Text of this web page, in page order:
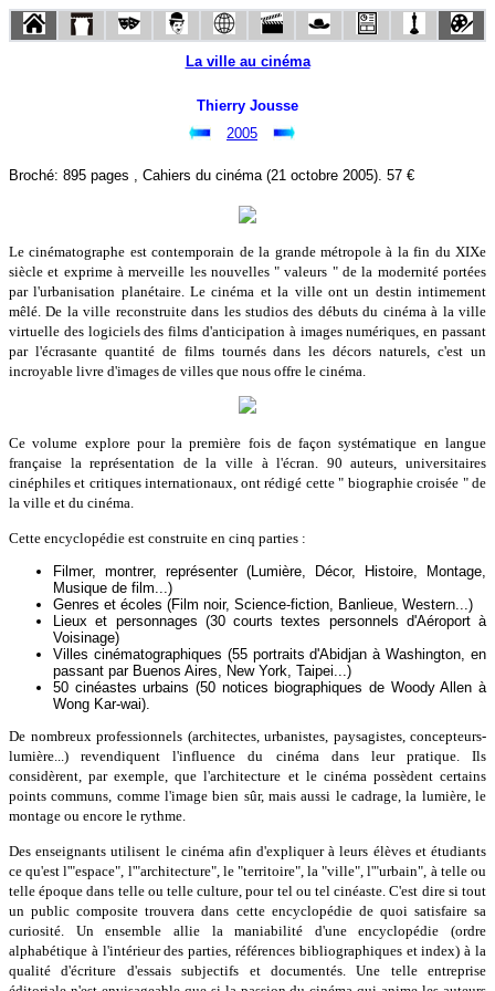
La ville au cinéma
Thierry Jousse
2005
Broché: 895 pages , Cahiers du cinéma (21 octobre 2005). 57 €
Le cinématographe est contemporain de la grande métropole à la fin du XIXe
siècle et exprime à merveille les nouvelles " valeurs " de la modernité portées
par l'urbanisation planétaire. Le cinéma et la ville ont un destin intimement
mêlé. De la ville reconstruite dans les studios des débuts du cinéma à la ville
virtuelle des logiciels des films d'anticipation à images numériques, en passant
par l'écrasante quantité de films tournés dans les décors naturels, c'est un
incroyable livre d'images de villes que nous offre le cinéma.
Ce volume explore pour la première fois de façon systématique en langue
française la représentation de la ville à l'écran. 90 auteurs, universitaires
cinéphiles et critiques internationaux, ont rédigé cette " biographie croisée " de
la ville et du cinéma.
Cette encyclopédie est construite en cinq parties :
Filmer, montrer, représenter (Lumière, Décor, Histoire, Montage,
Musique de film...)
Genres et écoles (Film noir, Science-fiction, Banlieue, Western...)
Lieux et personnages (30 courts textes personnels d'Aéroport à
Voisinage)
Villes cinématographiques (55 portraits d'Abidjan à Washington, en
passant par Buenos Aires, New York, Taipei...)
50 cinéastes urbains (50 notices biographiques de Woody Allen à
Wong Kar-wai).
De nombreux professionnels (architectes, urbanistes, paysagistes, concepteurs-
lumière...) revendiquent l'influence du cinéma dans leur pratique. Ils
considèrent, par exemple, que l'architecture et le cinéma possèdent certains
points communs, comme l'image bien sûr, mais aussi le cadrage, la lumière, le
montage ou encore le rythme.
Des enseignants utilisent le cinéma afin d'expliquer à leurs élèves et étudiants
ce qu'est l'"espace", l'"architecture", le "territoire", la "ville", l'"urbain", à telle ou
telle époque dans telle ou telle culture, pour tel ou tel cinéaste. C'est dire si tout
un public composite trouvera dans cette encyclopédie de quoi satisfaire sa
curiosité. Un ensemble allie la maniabilité d'une encyclopédie (ordre
alphabétique à l'intérieur des parties, références bibliographiques et index) à la
qualité d'écriture d'essais subjectifs et documentés. Une telle entreprise